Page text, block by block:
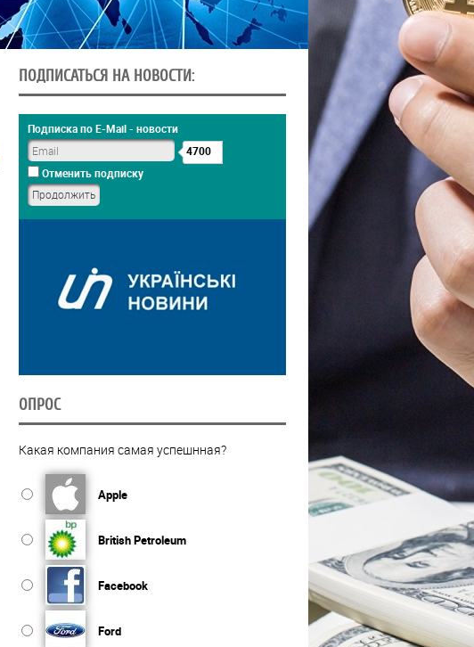
ПОДПИСАТЬСЯ НА НОВОСТИ:
Подписка по E-Mail - новости
4700
Отменить подписку
ОПРОС
Какая компания самая успешнная?
Apple
British Petroleum
Facebook
Ford